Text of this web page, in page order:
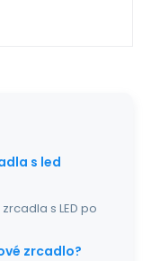
s led
s LED po
zrcadlo?